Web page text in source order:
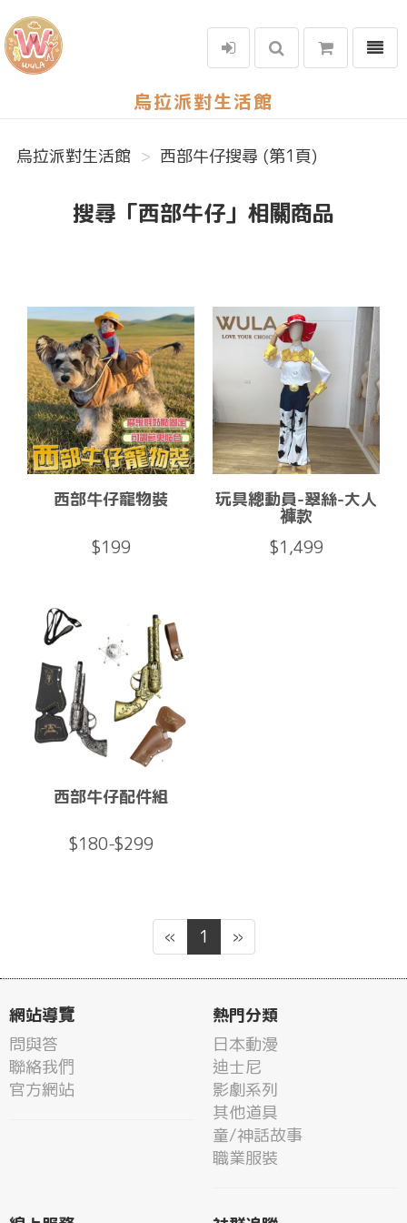
烏拉派對生活館
選單
烏拉派對生活館 西部牛仔搜尋 (第1頁)
搜尋「西部牛仔」相關商品
西部牛仔寵物裝
$199
玩具總動員-翠絲-大人
褲款
$1,499
西部牛仔配件組
$180-$299
« 1 »
網站導覽
問與答
聯絡我們
官方網站
熱門分類
日本動漫
迪士尼
影劇系列
其他道具
童/神話故事
職業服裝